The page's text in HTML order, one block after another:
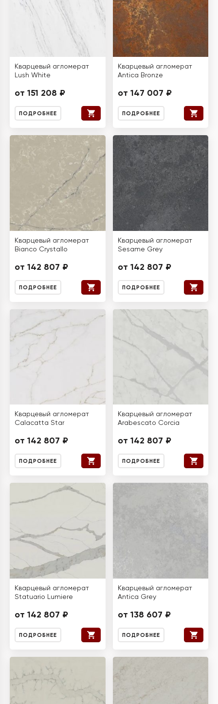
Кварцевый агломерат
Lush White
от 151 208 ₽
ПОДРОБНЕЕ
Кварцевый агломерат
Antica Bronze
от 147 007 ₽
ПОДРОБНЕЕ
Кварцевый агломерат
Bianco Crystallo
от 142 807 ₽
ПОДРОБНЕЕ
Кварцевый агломерат
Sesame Grey
от 142 807 ₽
ПОДРОБНЕЕ
Кварцевый агломерат
Calacatta Star
от 142 807 ₽
ПОДРОБНЕЕ
Кварцевый агломерат
Arabescato Corcia
от 142 807 ₽
ПОДРОБНЕЕ
Кварцевый агломерат
Statuario Lumiere
от 142 807 ₽
ПОДРОБНЕЕ
Кварцевый агломерат
Antica Grey
от 138 607 ₽
ПОДРОБНЕЕ